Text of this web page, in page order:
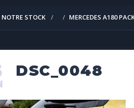
NOTRE STOCK MERCEDES A180
DSC_0048